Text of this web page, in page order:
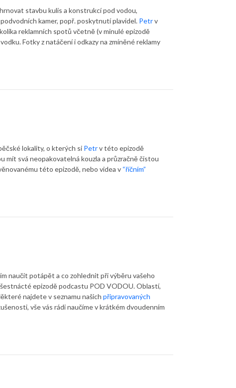
stavbu kulis a konstrukcí pod vodou,
kamer, popř. poskytnutí plavidel. Petrv
reklamních spotů včetně (v minulé epizodě
Fotky z natáčení i odkazy na zmíněné reklamy
lokality, o kterých si Petrv této epizodě
mít svá neopakovatelná kouzla a průzračně čistou
této epizodě, nebo videa v “říčním”
naučit potápět a co zohlednit při výběru vašeho
epizodě podcastu POD VODOU. Oblastí,
najdete v seznamu našich připravovaných
vše vás rádi naučíme v krátkém dvoudenním